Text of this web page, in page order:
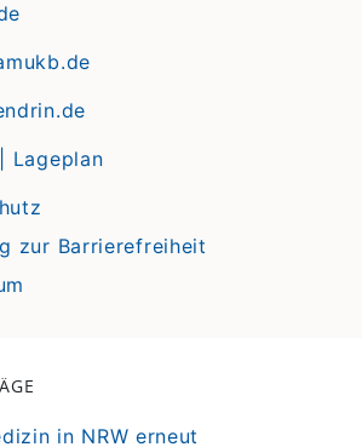
Lageplan
zur Barrierefreiheit
in NRW erneut